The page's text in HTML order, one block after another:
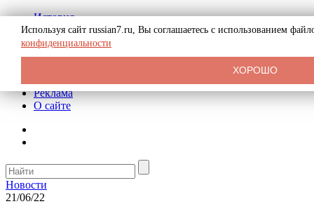
История
Биография
Криминал
СССР
Реклама
О сайте
Новости
21/06/22
Используя сайт russian7.ru, Вы соглашаетесь с использованием
конфиденциальности
ХОРОШО